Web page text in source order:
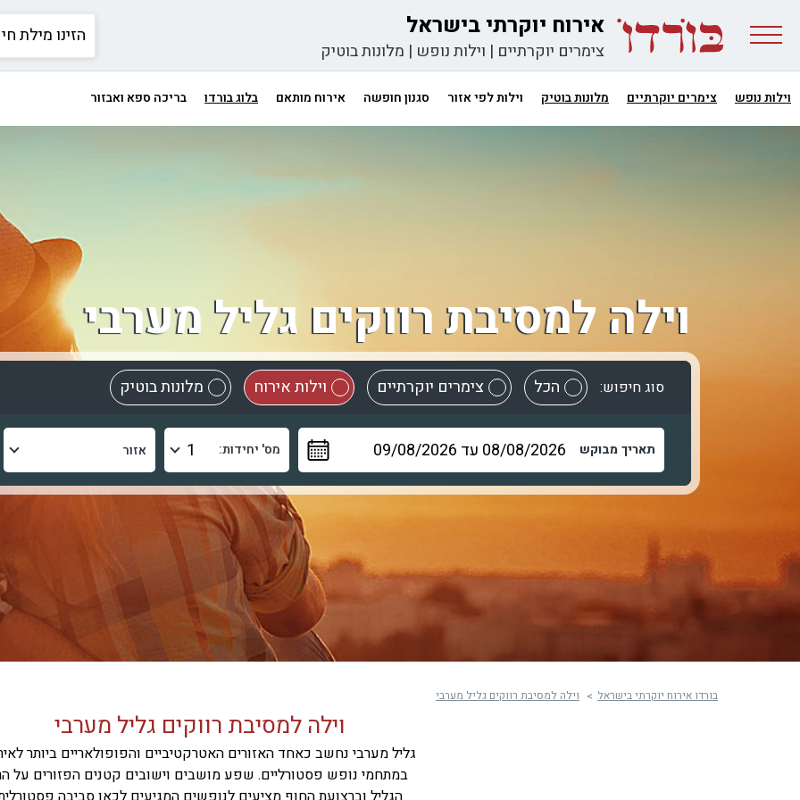
אירוח יוקרתי בישראל
צימרים יוקרתיים | וילות נופש | מלונות בוטיק
וילות נופש צימרים יוקרתיים מלונות בוטיק וילות לפי אזור סגנון חופשה אירוח מותאם בלוג בורדו בריכה ספא ואבזור
וילה למסיבת רווקים גליל מערבי
סוג חיפוש: הכל צימרים יוקרתיים וילות אירוח מלונות בוטיק
תאריך מבוקש מס' יחידות:
בורדו אירוח יוקרתי בישראל וילה למסיבת רווקים גליל מערבי
וילה למסיבת רווקים גליל מערבי
גליל מערבי נחשב כאחד האזורים האטרקטיביים והפופולאריים ביותר
במתחמי נופש פסטורליים. שפע מושבים וישובים קטנים הפזורים על